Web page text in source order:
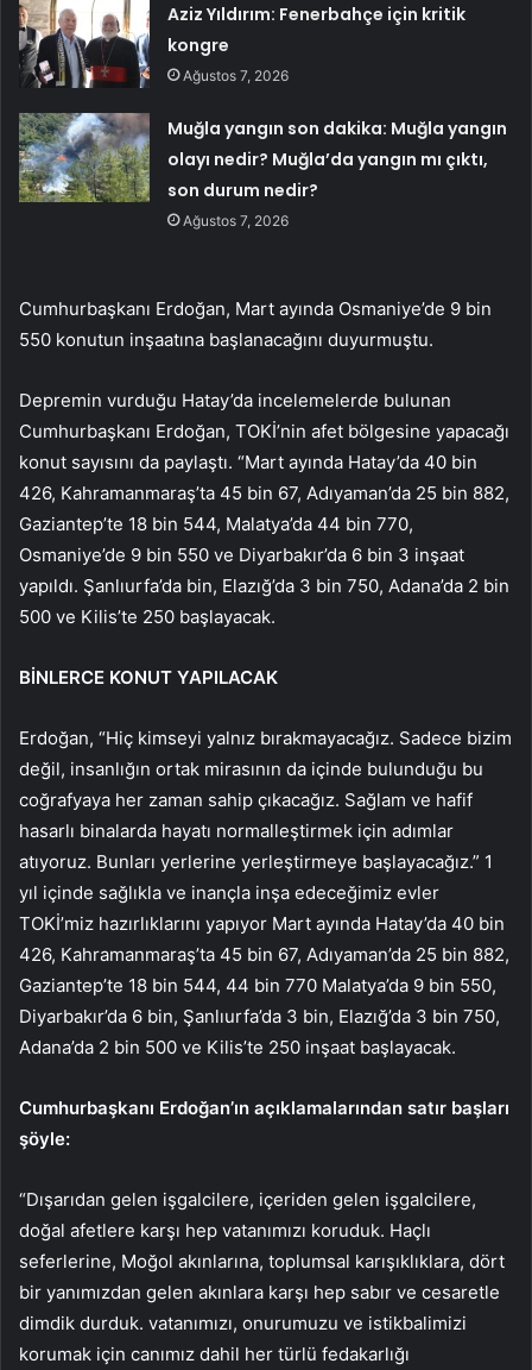
Aziz Yıldırım: Fenerbahçe için kritik
kongre
Ağustos 7, 2026
Muğla yangın son dakika: Muğla yangın
olayı nedir? Muğla’da yangın mı çıktı,
son durum nedir?
Ağustos 7, 2026
Cumhurbaşkanı Erdoğan, Mart ayında Osmaniye’de 9 bin
550 konutun inşaatına başlanacağını duyurmuştu.
Depremin vurduğu Hatay’da incelemelerde bulunan
Cumhurbaşkanı Erdoğan, TOKİ’nin afet bölgesine yapacağı
konut sayısını da paylaştı. “Mart ayında Hatay’da 40 bin
426, Kahramanmaraş’ta 45 bin 67, Adıyaman’da 25 bin 882,
Gaziantep’te 18 bin 544, Malatya’da 44 bin 770,
Osmaniye’de 9 bin 550 ve Diyarbakır’da 6 bin 3 inşaat
yapıldı. Şanlıurfa’da bin, Elazığ’da 3 bin 750, Adana’da 2 bin
500 ve Kilis’te 250 başlayacak.
BİNLERCE KONUT YAPILACAK
Erdoğan, “Hiç kimseyi yalnız bırakmayacağız. Sadece bizim
değil, insanlığın ortak mirasının da içinde bulunduğu bu
coğrafyaya her zaman sahip çıkacağız. Sağlam ve hafif
hasarlı binalarda hayatı normalleştirmek için adımlar
atıyoruz. Bunları yerlerine yerleştirmeye başlayacağız.” 1
yıl içinde sağlıkla ve inançla inşa edeceğimiz evler
TOKİ’miz hazırlıklarını yapıyor Mart ayında Hatay’da 40 bin
426, Kahramanmaraş’ta 45 bin 67, Adıyaman’da 25 bin 882,
Gaziantep’te 18 bin 544, 44 bin 770 Malatya’da 9 bin 550,
Diyarbakır’da 6 bin, Şanlıurfa’da 3 bin, Elazığ’da 3 bin 750,
Adana’da 2 bin 500 ve Kilis’te 250 inşaat başlayacak.
Cumhurbaşkanı Erdoğan’ın açıklamalarından satır başları
şöyle:
“Dışarıdan gelen işgalcilere, içeriden gelen işgalcilere,
doğal afetlere karşı hep vatanımızı koruduk. Haçlı
seferlerine, Moğol akınlarına, toplumsal karışıklıklara, dört
bir yanımızdan gelen akınlara karşı hep sabır ve cesaretle
dimdik durduk. vatanımızı, onurumuzu ve istikbalimizi
korumak için canımız dahil her türlü fedakarlığı